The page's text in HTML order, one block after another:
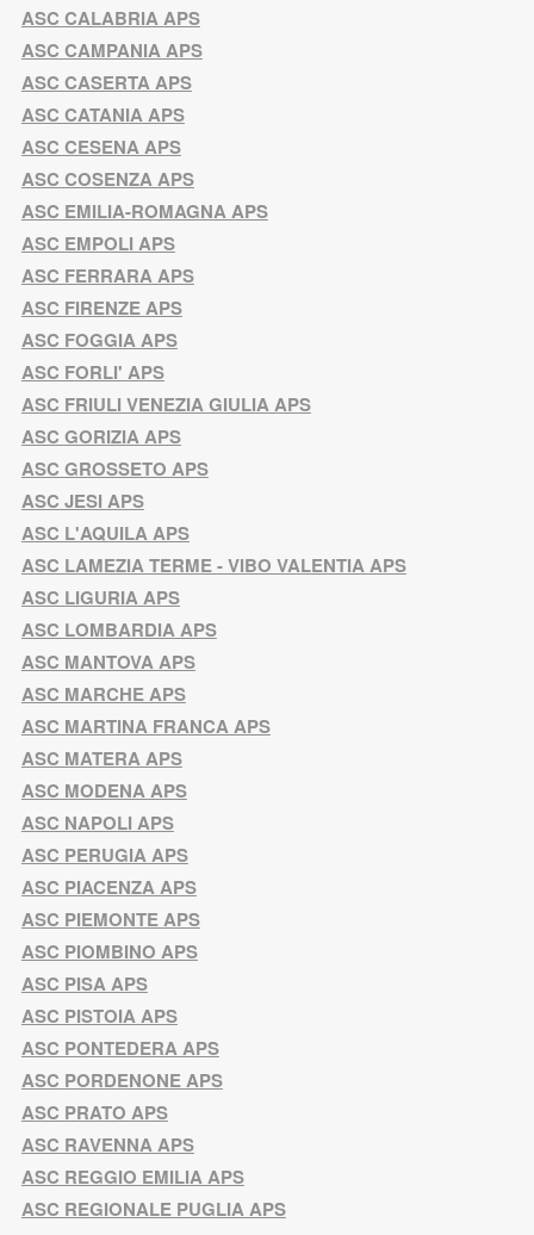
ASC CALABRIA APS
ASC CAMPANIA APS
ASC CASERTA APS
ASC CATANIA APS
ASC CESENA APS
ASC COSENZA APS
ASC EMILIA-ROMAGNA APS
ASC EMPOLI APS
ASC FERRARA APS
ASC FIRENZE APS
ASC FOGGIA APS
ASC FORLI' APS
ASC FRIULI VENEZIA GIULIA APS
ASC GORIZIA APS
ASC GROSSETO APS
ASC JESI APS
ASC L'AQUILA APS
ASC LAMEZIA TERME - VIBO VALENTIA APS
ASC LIGURIA APS
ASC LOMBARDIA APS
ASC MANTOVA APS
ASC MARCHE APS
ASC MARTINA FRANCA APS
ASC MATERA APS
ASC MODENA APS
ASC NAPOLI APS
ASC PERUGIA APS
ASC PIACENZA APS
ASC PIEMONTE APS
ASC PIOMBINO APS
ASC PISA APS
ASC PISTOIA APS
ASC PONTEDERA APS
ASC PORDENONE APS
ASC PRATO APS
ASC RAVENNA APS
ASC REGGIO EMILIA APS
ASC REGIONALE PUGLIA APS